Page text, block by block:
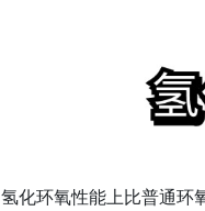
氢化环氧性能上比普通环